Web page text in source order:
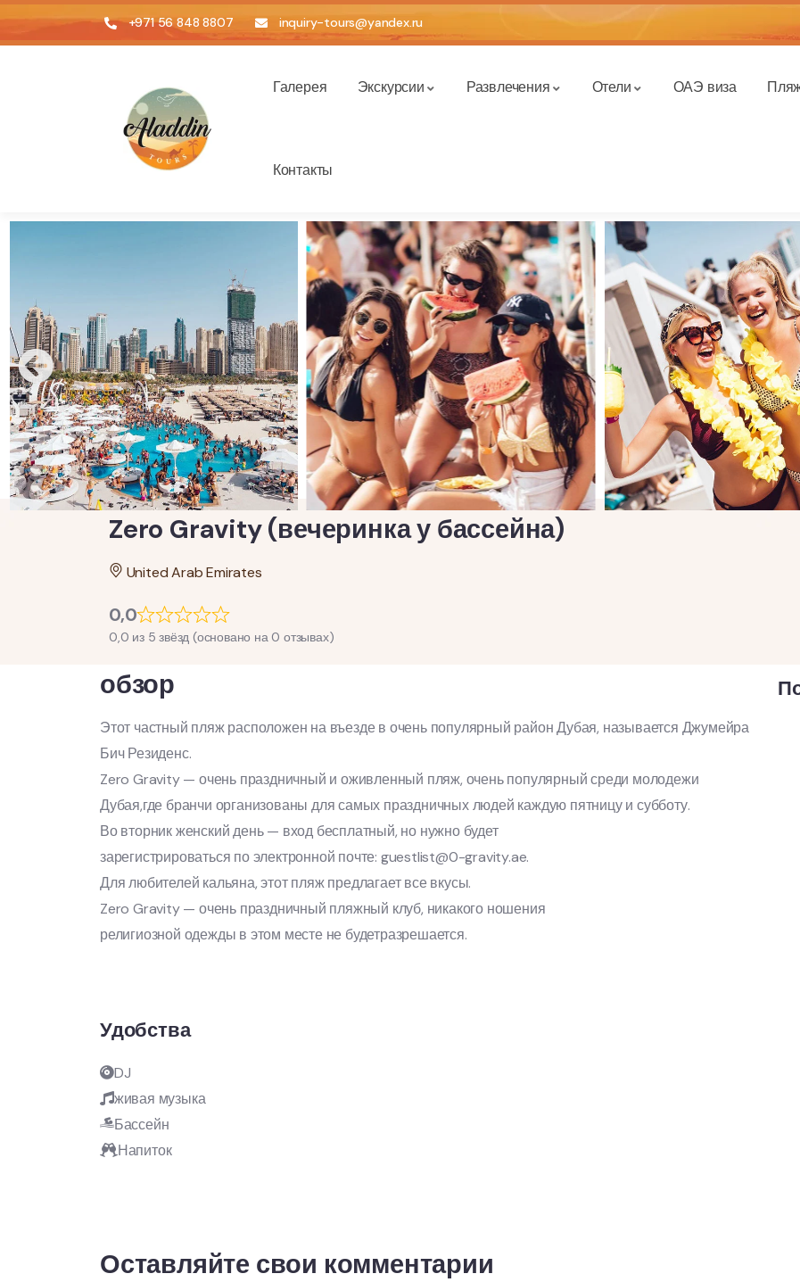
+971 56 848 8807 inquiry-tours@yandex.ru
Галерея Экскурсии Развлечения Отели ОАЭ виза
Контакты
Zero Gravity (вечеринка у бассейна)
United Arab Emirates
0,0
0,0 из 5 звёзд (основано на 0 отзывах)
обзор
Этот частный пляж расположен на въезде в очень популярный район Дубая, называется Джумейра
Бич Резиденс.
Zero Gravity — очень праздничный и оживленный пляж, очень популярный среди молодежи
Дубая,где бранчи организованы для самых праздничных людей каждую пятницу и субботу.
Во вторник женский день — вход бесплатный, но нужно будет
зарегистрироваться по электронной почте: guestlist@0-gravity.ae.
Для любителей кальяна, этот пляж предлагает все вкусы.
Zero Gravity — очень праздничный пляжный клуб, никакого ношения
религиозной одежды в этом месте не будетразрешается.
Удобства
DJ
живая музыка
Бассейн
Напиток
Оставляйте свои комментарии